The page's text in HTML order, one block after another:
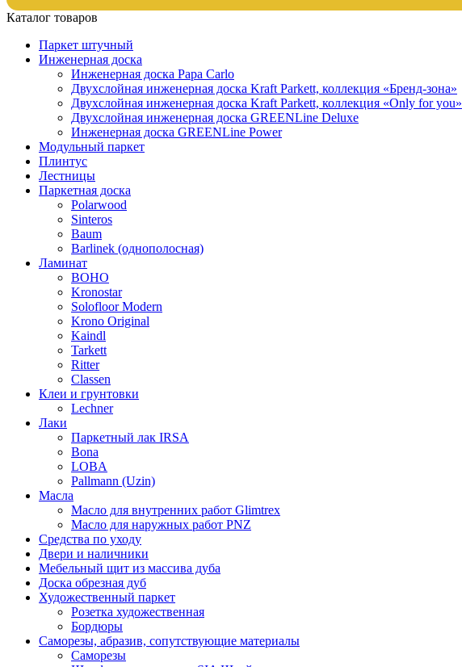
Каталог товаров
Паркет штучный
Инженерная доска
Инженерная доска Papa Carlo
Двухслойная инженерная доска Kraft Parkett, коллекция «Бренд-зона»
Двухслойная инженерная доска Kraft Parkett, коллекция «Only for you»
Двухслойная инженерная доска GREENLine Deluxe
Инженерная доска GREENLine Power
Модульный паркет
Плинтус
Лестницы
Паркетная доска
Polarwood
Sinteros
Baum
Barlinek (однополосная)
Ламинат
BOHO
Kronostar
Solofloor Modern
Krono Original
Kaindl
Tarkett
Ritter
Classen
Клеи и грунтовки
Lechner
Лаки
Паркетный лак IRSA
Bona
LOBA
Pallmann (Uzin)
Масла
Масло для внутренних работ Glimtrex
Масло для наружных работ PNZ
Средства по уходу
Двери и наличники
Мебельный щит из массива дуба
Доска обрезная дуб
Художественный паркет
Розетка художественная
Бордюры
Саморезы, абразив, сопутствующие материалы
Саморезы